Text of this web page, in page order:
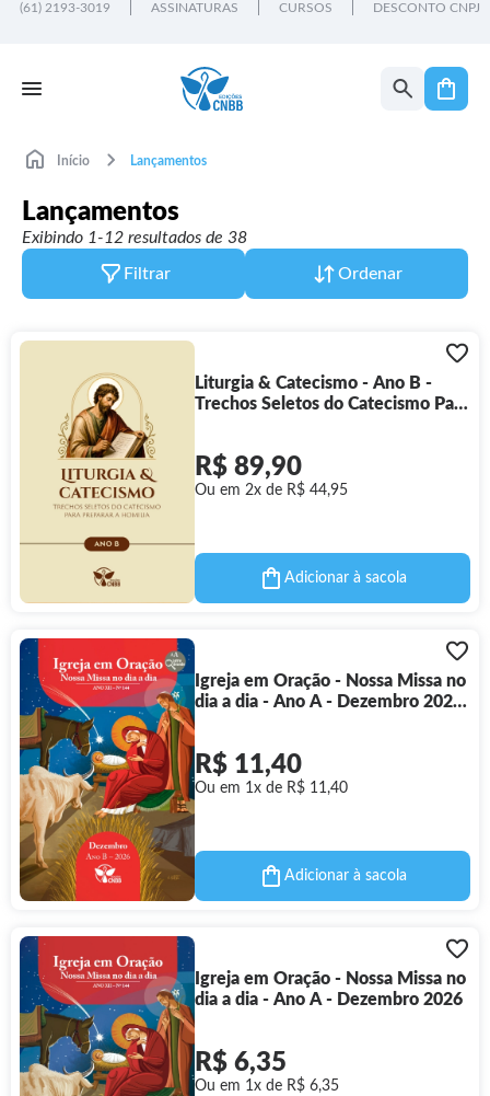
(61) 2193-3019 ASSINATURAS CURSOS DESCONTO CNPJ
Início Lançamentos
Lançamentos
Exibindo 1-12 resultados de 38
Filtrar Ordenar
Liturgia & Catecismo - Ano B -
Trechos Seletos do Catecismo Para
R$ 89,90
Ou em 2x de R$ 44,95
Adicionar à sacola
Igreja em Oração - Nossa Missa no
dia a dia - Ano A - Dezembro 2026
R$ 11,40
Ou em 1x de R$ 11,40
Adicionar à sacola
Igreja em Oração - Nossa Missa no
dia a dia - Ano A - Dezembro 2026
R$ 6,35
Ou em 1x de R$ 6,35